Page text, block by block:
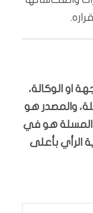
او الوكالة،
والمصدر هو
المسلة هو في
الرأي بأعلى